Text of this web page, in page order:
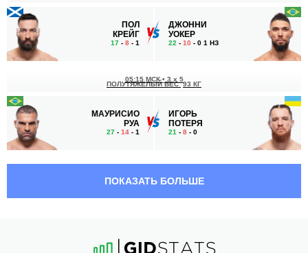
ПОЛ
КРЕЙГ
17 - 8 - 1
ДЖОННИ
УОКЕР
22 - 10 - 0 1 НЗ
МАУРИСИО
РУА
27 - 14 - 1
05:15 МСК• 3 x 5
ПОЛУТЯЖЕЛЫЙ ВЕС 93 КГ
ИГОРЬ
ПОТЕРЯ
21 - 8 - 0
ПОКАЗАТЬ БОЛЬШЕ